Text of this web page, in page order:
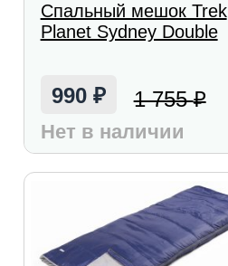
Спальный мешок Trek
Planet Sydney Double
990 ₽ 1 755₽
Нет в наличии